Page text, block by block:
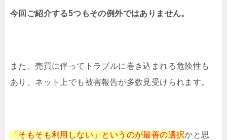
今回ご紹介する5つもその例外ではありません。
また、売買に伴ってトラブルに巻き込まれる危険性も
あり、ネット上でも被害報告が多数見受けられます。
「そもそも利用しない」というのが最善の選択かと思